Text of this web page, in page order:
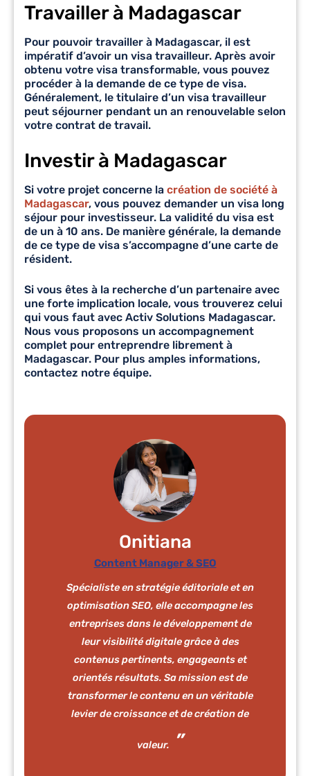
Travailler à Madagascar
Pour pouvoir travailler à Madagascar, il est
impératif d’avoir un visa travailleur. Après avoir
obtenu votre visa transformable, vous pouvez
procéder à la demande de ce type de visa.
Généralement, le titulaire d’un visa travailleur
peut séjourner pendant un an renouvelable selon
votre contrat de travail.
Investir à Madagascar
Si votre projet concerne la création de société à
Madagascar, vous pouvez demander un visa long
séjour pour investisseur. La validité du visa est
de un à 10 ans. De manière générale, la demande
de ce type de visa s’accompagne d’une carte de
résident.
Si vous êtes à la recherche d’un partenaire avec
une forte implication locale, vous trouverez celui
qui vous faut avec Activ Solutions Madagascar.
Nous vous proposons un accompagnement
complet pour entreprendre librement à
Madagascar. Pour plus amples informations,
contactez notre équipe.
Onitiana
Content Manager & SEO
Spécialiste en stratégie éditoriale et en
optimisation SEO, elle accompagne les
entreprises dans le développement de
leur visibilité digitale grâce à des
contenus pertinents, engageants et
orientés résultats. Sa mission est de
transformer le contenu en un véritable
levier de croissance et de création de
valeur.